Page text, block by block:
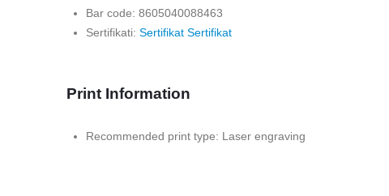
Bar code: 8605040088463
Sertifikati: Sertifikat Sertifikat
Print Information
Recommended print type: Laser engraving